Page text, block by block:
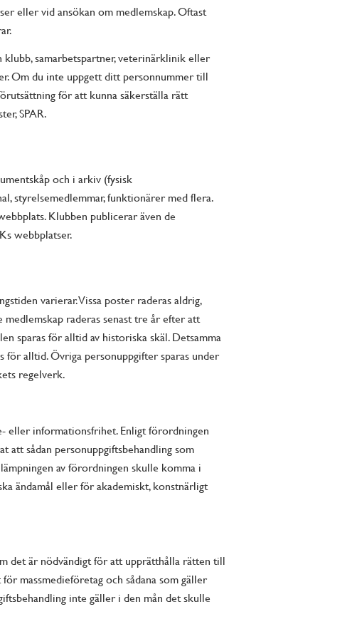
eller vid ansökan om medlemskap. Oftast
samarbetspartner, veterinärklinik eller
Om du inte uppgett ditt personnummer till
för att kunna säkerställa rätt
SPAR.
och i arkiv (fysisk
styrelsemedlemmar, funktionärer med flera.
Klubben publicerar även de
webbplatser.
varierar. Vissa poster raderas aldrig,
raderas senast tre år efter att
sparas för alltid av historiska skäl. Detsamma
för alltid. Övriga personuppgifter sparas under
regelverk.
eller informationsfrihet. Enligt förordningen
att sådan personuppgiftsbehandling som
av förordningen skulle komma i
ändamål eller för akademiskt, konstnärligt
det är nödvändigt för att upprätthålla rätten till
massmedieföretag och sådana som gäller
inte gäller i den mån det skulle